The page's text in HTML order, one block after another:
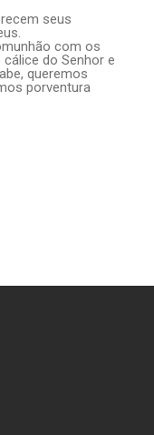
seus
com os
do Senhor e
queremos
porventura